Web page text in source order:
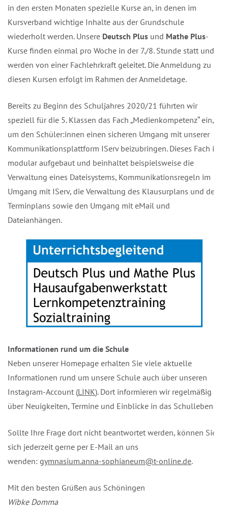
in den ersten Monaten spezielle Kurse an, in denen im
Kursverband wichtige Inhalte aus der Grundschule
wiederholt werden. Unsere Deutsch Plus und Mathe Plus-
Kurse finden einmal pro Woche in der 7./8. Stunde statt und
werden von einer Fachlehrkraft geleitet. Die Anmeldung zu
diesen Kursen erfolgt im Rahmen der Anmeldetage.
Bereits zu Beginn des Schuljahres 2020/21 führten wir
speziell für die 5. Klassen das Fach „Medienkompetenz“ ein,
um den Schüler:innen einen sicheren Umgang mit unserer
Kommunikationsplattform IServ beizubringen. Dieses Fach ist
modular aufgebaut und beinhaltet beispielsweise die
Verwaltung eines Dateisystems, Kommunikationsregeln im
Umgang mit IServ, die Verwaltung des Klausurplans und des
Terminplans sowie den Umgang mit eMail und
Dateianhängen.
Informationen rund um die Schule
Neben unserer Homepage erhalten Sie viele aktuelle
Informationen rund um unsere Schule auch über unseren
Instagram-Account (LINK). Dort informieren wir regelmäßig
über Neuigkeiten, Termine und Einblicke in das Schulleben.
Sollte Ihre Frage dort nicht beantwortet werden, können Sie
sich jederzeit gerne per E-Mail an uns
wenden: gymnasium.anna-sophianeum@t-online.de.
Mit den besten Grüßen aus Schöningen
Wibke Domma